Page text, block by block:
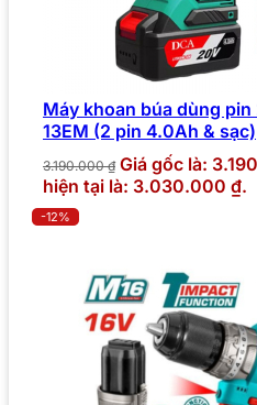
Máy khoan búa dùng
13EM (2 pin 4.0Ah & sạc)
3.190.000₫ Giá gốc là:
hiện tại là: 3.030.000 ₫.
-12%